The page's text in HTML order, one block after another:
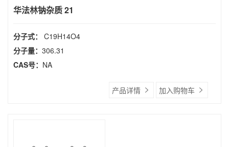
华法林钠杂质 21
分子式： C19H14O4
分子量： 306.31
CAS号： NA
产品详情 加入购物车